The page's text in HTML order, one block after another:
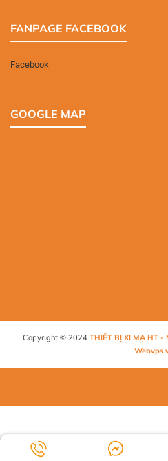
FANPAGE FACEBOOK
Facebook
GOOGLE MAP
Copyright © 2024 THIẾT BỊ XI MẠ HT -